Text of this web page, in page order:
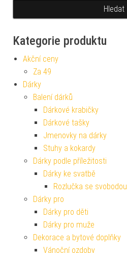
Kategorie produktu
Akční ceny
Za 49
Dárky
Balení dárků
Dárkové krabičky
Dárkové tašky
Jmenovky na dárky
Stuhy a kokardy
Dárky podle příležitosti
Dárky ke svatbě
Rozlučka se svobodou
Dárky pro
Dárky pro děti
Dárky pro muže
Dekorace a bytové doplňky
Vánoční ozdoby